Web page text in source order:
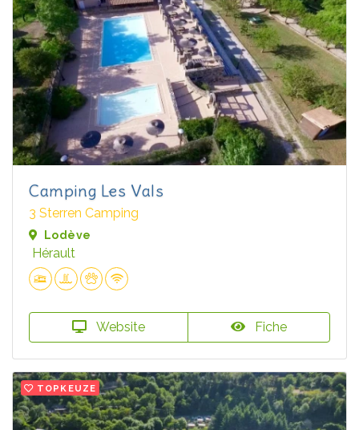
Camping Les Vals
3 Sterren Camping
Lodève
Hérault
Website Fiche
TOPKEUZE